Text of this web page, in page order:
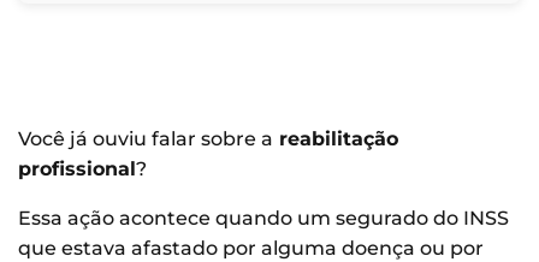
Você já ouviu falar sobre a reabilitação
profissional?
Essa ação acontece quando um segurado do INSS
que estava afastado por alguma doença ou por